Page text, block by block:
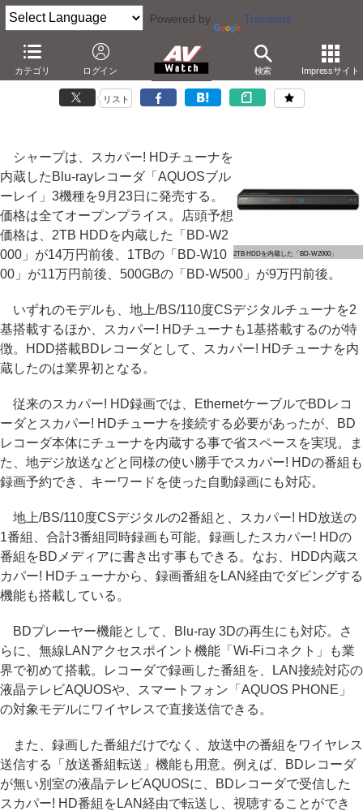
Powered by Translate
カテゴリ ログイン 検索 Impressサイト
シャープ、業界初のスカパー! HD内蔵BDレコーダ3機種
－無線LAN AP内蔵でスカパーの番組をTVにLAN転送
リスト
2TB HDDを内蔵した「BD-W2000」
シャープは、スカパー! HDチューナを
内蔵したBlu-rayレコーダ「AQUOSブル
ーレイ」3機種を9月23日に発売する。
価格は全てオープンプライス。店頭予想
価格は、2TB HDDを内蔵した「BD-W2
000」が14万円前後、1TBの「BD-W10
00」が11万円前後、500GBの「BD-W500」が9万円前後。
いずれのモデルも、地上/BS/110度CSデジタルチューナを2
基搭載するほか、スカパー! HDチューナも1基搭載するのが特
徴。HDD搭載BDレコーダとして、スカパー! HDチューナを内
蔵したのは業界初となる。
従来のスカパー! HD録画では、EthernetケーブルでBDレコ
ーダとスカパー! HDチューナを接続する必要があったが、BD
レコーダ本体にチューナを内蔵する事で省スペースを実現。ま
た、地デジ放送などと同様の使い勝手でスカパー! HDの番組も
録画予約でき、キーワードを使った自動録画にも対応。
地上/BS/110度CSデジタルの2番組と、スカパー! HD放送の
1番組、合計3番組同時録画も可能。録画したスカパー! HDの
番組をBDメディアに書き出す事もできる。なお、HDD内蔵ス
カパー! HDチューナから、録画番組をLAN経由でダビングする
機能も搭載している。
BDプレーヤー機能として、Blu-ray 3Dの再生にも対応。さ
らに、無線LANアクセスポイント機能「Wi-Fiコネクト」も業
界で初めて搭載。レコーダで録画した番組を、LAN接続対応の
液晶テレビAQUOSや、スマートフォン「AQUOS PHONE」
の対象モデルにワイヤレスで直接送信できる。
また、録画した番組だけでなく、放送中の番組をワイヤレス
送信する「放送番組転送」機能も用意。例えば、BDレコーダ
が無い別室の液晶テレビAQUOSに、BDレコーダで受信した
スカパー! HD番組をLAN経由で転送し、視聴することができ